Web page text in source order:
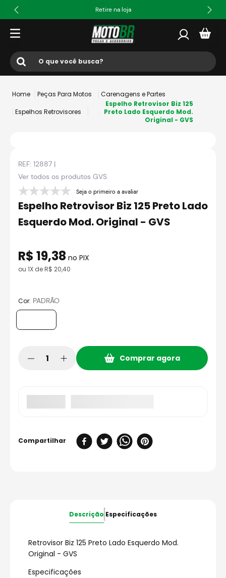
Retire na loja
O que você busca?
5º capacete ls2
6 º jaqueta
7º axxis fenix
8º bau
10º race tech
Peças Para Motos Carenagens e Partes
Espelhos Retrovisores
Espelho Retrovisor Biz 125
Preto Lado Esquerdo Mod.
Original - GVS
REF: 12887 |
Ver todos os produtos GVS
Seja o primeiro a avaliar
Espelho Retrovisor Biz 125 Preto Lado
Esquerdo Mod. Original - GVS
R$ 19,38 no PIX
ou 1X deR$ 20,40
Cor: PADRÃO
Comprar agora
Descrição Especificações
Retrovisor Biz 125 Preto Lado Esquerdo Mod.
Original - GVS
Especificações